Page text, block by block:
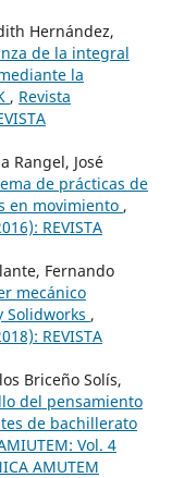
Hernández,
de la integral
la
, Revista
Rangel, José
de prácticas de
en movimiento ,
REVISTA
Fernando
mecánico
Solidworks ,
REVISTA
Briceño Solís,
del pensamiento
de bachillerato
Vol. 4
AMUTEM